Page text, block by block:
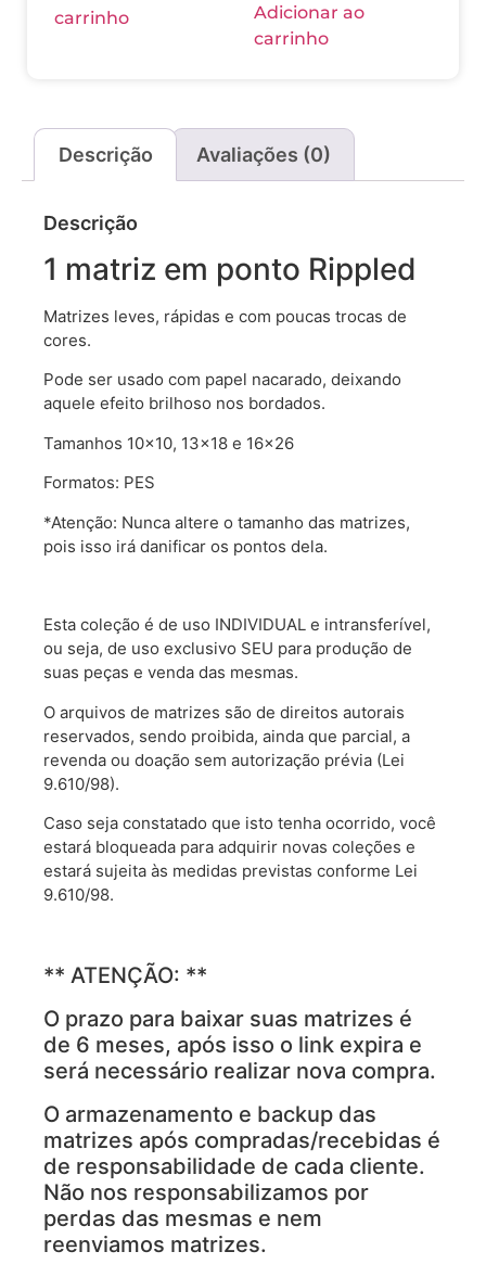
carrinho
Adicionar ao
carrinho
Descrição Avaliações (0)
Descrição
1 matriz em ponto Rippled
Matrizes leves, rápidas e com poucas trocas de
cores.
Pode ser usado com papel nacarado, deixando
aquele efeito brilhoso nos bordados.
Tamanhos 10×10, 13×18 e 16×26
Formatos: PES
*Atenção: Nunca altere o tamanho das matrizes,
pois isso irá danificar os pontos dela.
Esta coleção é de uso INDIVIDUAL e intransferível,
ou seja, de uso exclusivo SEU para produção de
suas peças e venda das mesmas.
O arquivos de matrizes são de direitos autorais
reservados, sendo proibida, ainda que parcial, a
revenda ou doação sem autorização prévia (Lei
9.610/98).
Caso seja constatado que isto tenha ocorrido, você
estará bloqueada para adquirir novas coleções e
estará sujeita às medidas previstas conforme Lei
9.610/98.
** ATENÇÃO: **
O prazo para baixar suas matrizes é
de 6 meses, após isso o link expira e
será necessário realizar nova compra.
O armazenamento e backup das
matrizes após compradas/recebidas é
de responsabilidade de cada cliente.
Não nos responsabilizamos por
perdas das mesmas e nem
reenviamos matrizes.